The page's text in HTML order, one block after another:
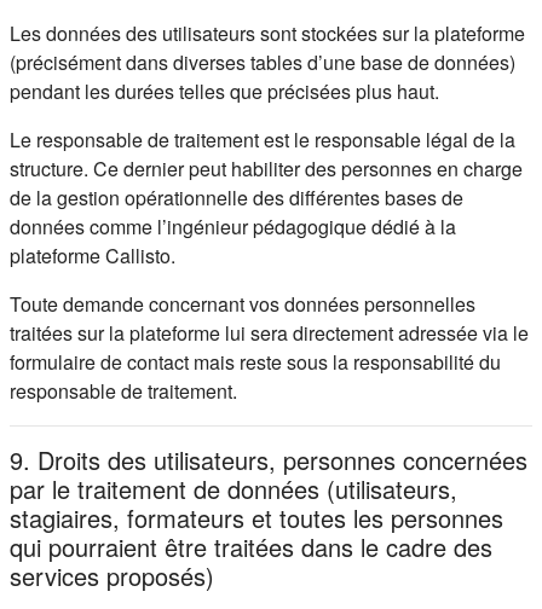
Les données des utilisateurs sont stockées sur la plateforme
(précisément dans diverses tables d’une base de données)
pendant les durées telles que précisées plus haut.
Le responsable de traitement est le responsable légal de la
structure. Ce dernier peut habiliter des personnes en charge
de la gestion opérationnelle des différentes bases de
données comme l’ingénieur pédagogique dédié à la
plateforme Callisto.
Toute demande concernant vos données personnelles
traitées sur la plateforme lui sera directement adressée via le
formulaire de contact mais reste sous la responsabilité du
responsable de traitement.
9. Droits des utilisateurs, personnes concernées
par le traitement de données (utilisateurs,
stagiaires, formateurs et toutes les personnes
qui pourraient être traitées dans le cadre des
services proposés)